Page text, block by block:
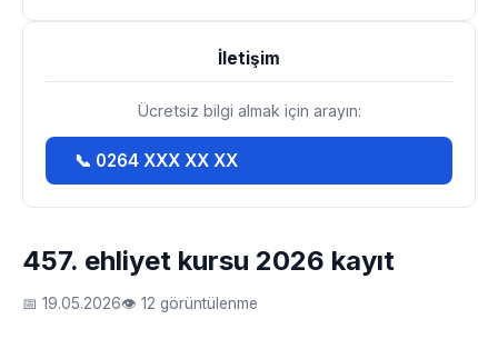
457. ehliyet kursu 2026 kayıt
📅 19.05.2026👁 12 görüntülenme
İletişim
Ücretsiz bilgi almak için arayın:
📞 0264 XXX XX XX